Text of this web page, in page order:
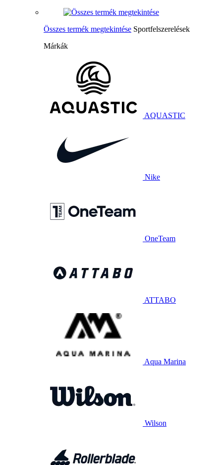
Összes termék megtekintése Sportfelszerelések
Márkák
AQUASTIC
Nike
OneTeam
ATTABO
Aqua Marina
Wilson